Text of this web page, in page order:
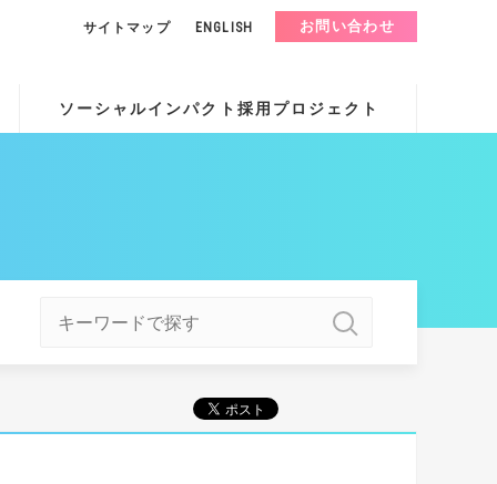
ソーシャルインパクト採用プロジェクト
サイトマップ ENGLISH お問い合わせ